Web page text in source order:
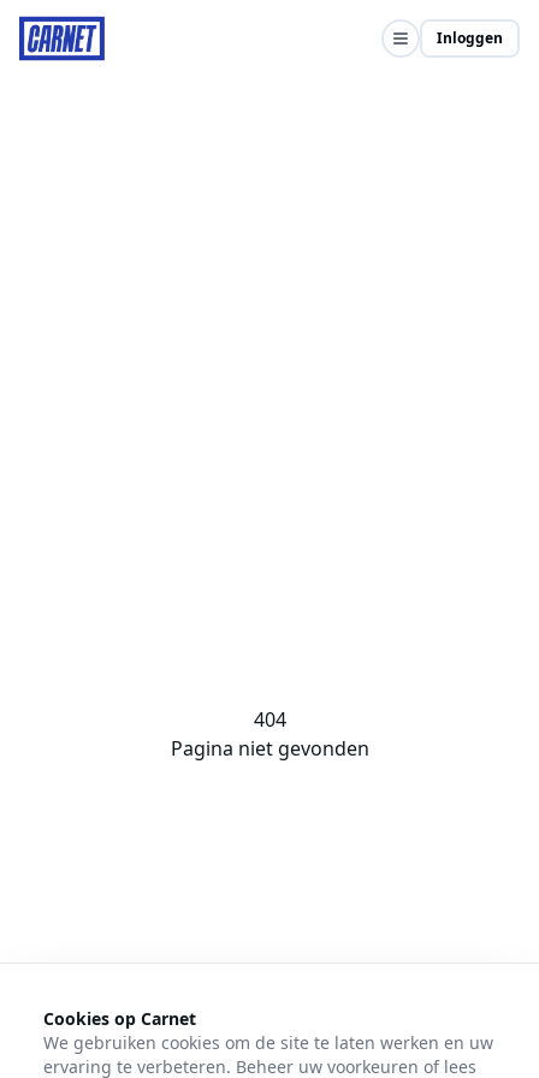
Inloggen
404
Pagina niet gevonden
Cookies op Carnet
We gebruiken cookies om de site te laten werken en uw
ervaring te verbeteren. Beheer uw voorkeuren of lees